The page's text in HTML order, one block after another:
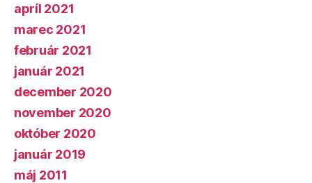
apríl 2021
marec 2021
február 2021
január 2021
december 2020
november 2020
október 2020
január 2019
máj 2011